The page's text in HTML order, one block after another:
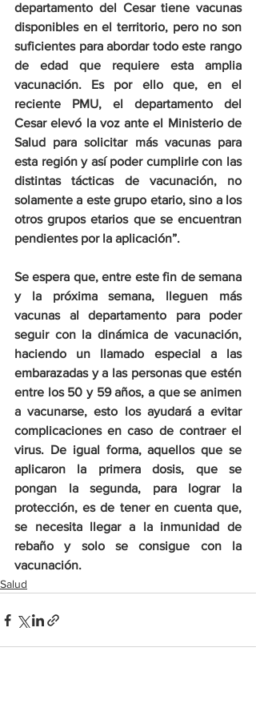
departamento del Cesar tiene vacunas
disponibles en el territorio, pero no son
suficientes para abordar todo este rango
de edad que requiere esta amplia
vacunación. Es por ello que, en el
reciente PMU, el departamento del
Cesar elevó la voz ante el Ministerio de
Salud para solicitar más vacunas para
esta región y así poder cumplirle con las
distintas tácticas de vacunación, no
solamente a este grupo etario, sino a los
otros grupos etarios que se encuentran
pendientes por la aplicación”.
Se espera que, entre este fin de semana
y la próxima semana, lleguen más
vacunas al departamento para poder
seguir con la dinámica de vacunación,
haciendo un llamado especial a las
embarazadas y a las personas que estén
entre los 50 y 59 años, a que se animen
a vacunarse, esto los ayudará a evitar
complicaciones en caso de contraer el
virus. De igual forma, aquellos que se
aplicaron la primera dosis, que se
pongan la segunda, para lograr la
protección, es de tener en cuenta que,
se necesita llegar a la inmunidad de
rebaño y solo se consigue con la
vacunación.
Salud